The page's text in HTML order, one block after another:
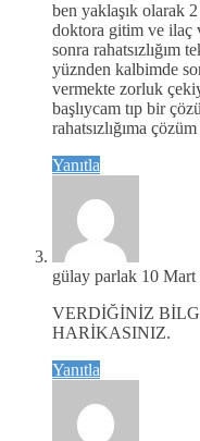
ben yaklaşık olarak
doktora gitim ve ilaç
sonra rahatsızlığım
yüznden kalbimde
vermekte zorluk
başlıycam tıp bir
rahatsızlığıma
Yanıtla
gülay parlak 10 Mart
VERDİĞİNİZ
HARİKASINIZ.
Yanıtla